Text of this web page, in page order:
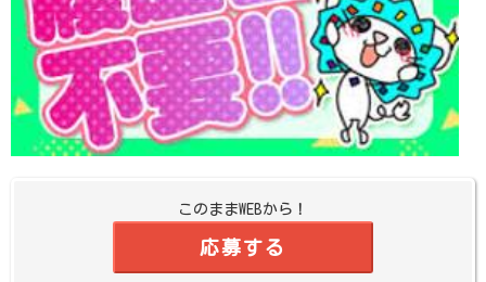
このままWEBから！
応募する